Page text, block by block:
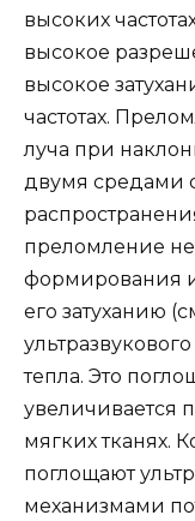
высоких
высокое
высокое
частотах.
луча при
двумя средами
преломление не
формирования
его затуханию
тепла. Это
увеличивается
мягких тканях.
поглощают
механизмами